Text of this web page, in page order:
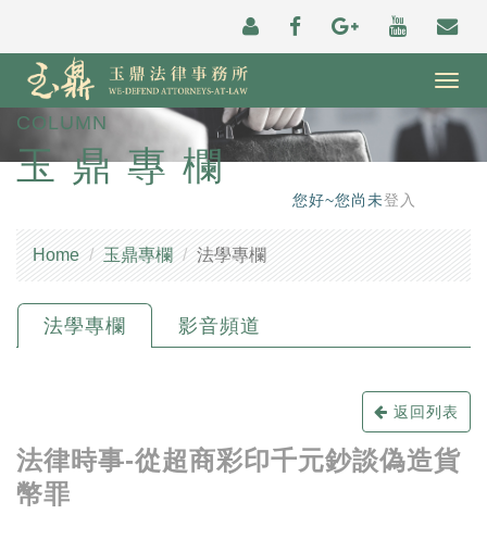
COLUMN
玉鼎專欄
您好~您尚未登入
Home 玉鼎專欄 法學專欄
法學專欄 影音頻道
返回列表
法律時事-從超商彩印千元鈔談偽造貨
幣罪